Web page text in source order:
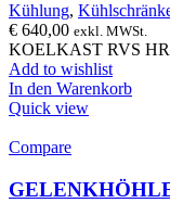
Kühlung,
€ 640,00 exkl. MWSt.
KOELKAST RVS
Add to wishlist
In den Warenkorb
Quick view
Compare